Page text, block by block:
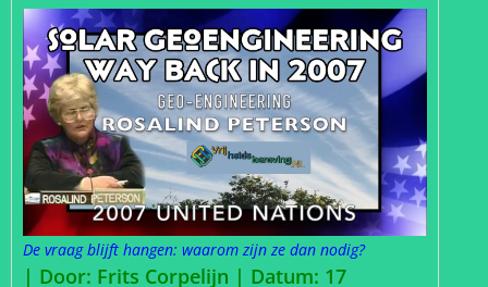
De vraag blijft hangen: waarom zijn ze dan nodig?
| Door: Frits Corpelijn | Datum: 17